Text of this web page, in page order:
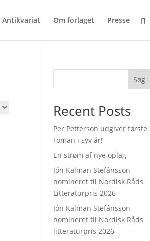
Antikvariat Om forlaget Presse
Søg
Recent Posts
Per Petterson udgiver første
roman i syv år!
En strøm af nye oplag
Jón Kalman Stefánsson
nomineret til Nordisk Råds
Litteraturpris 2026
Jón Kalman Stefánsson
nomineret til Nordisk Råds
litteraturpris 2026